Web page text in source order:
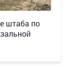
штаба по